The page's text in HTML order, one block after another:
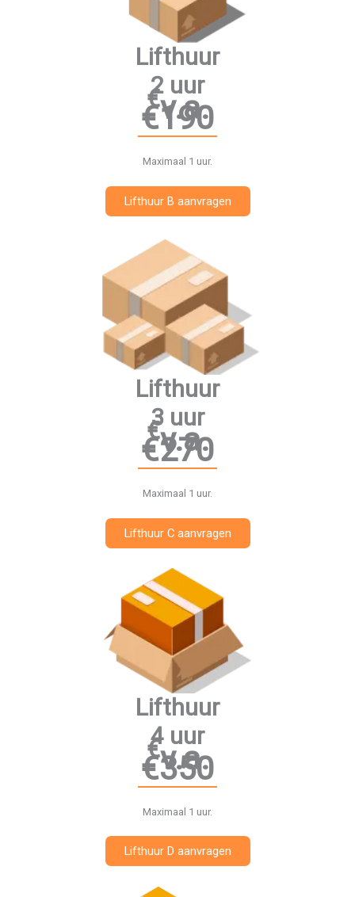
Lifthuur
2 uur
€v.a.
€190
Maximaal 1 uur.
Lifthuur B aanvragen
Lifthuur
3 uur
€v.a.
€270
Maximaal 1 uur.
Lifthuur C aanvragen
Lifthuur
4 uur
€v.a.
€350
Maximaal 1 uur.
Lifthuur D aanvragen